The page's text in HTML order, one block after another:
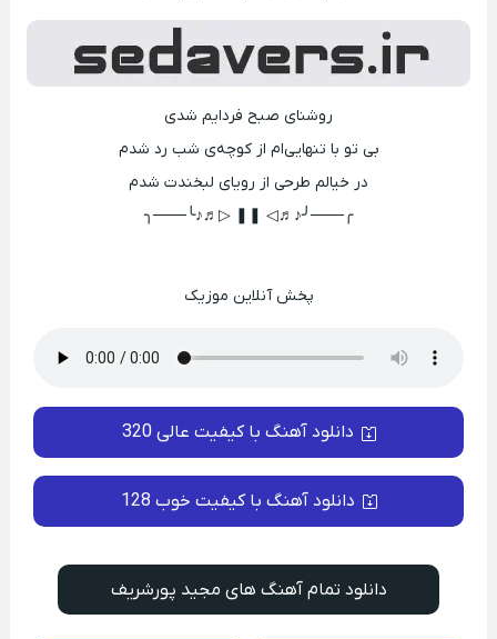
روشنای صبح فردایم شدی
بی تو با تنهایی‌ام از کوچه‌‌ی شب رد شدم
در خیالم طرحی از رویای لبخندت شدم
╭───╯♪♬◁ ❚❚ ▷♬♪╰───╮
پخش آنلاین موزیک
دانلود آهنگ با کیفیت عالی 320
دانلود آهنگ با کیفیت خوب 128
دانلود تمام آهنگ های مجید پورشریف